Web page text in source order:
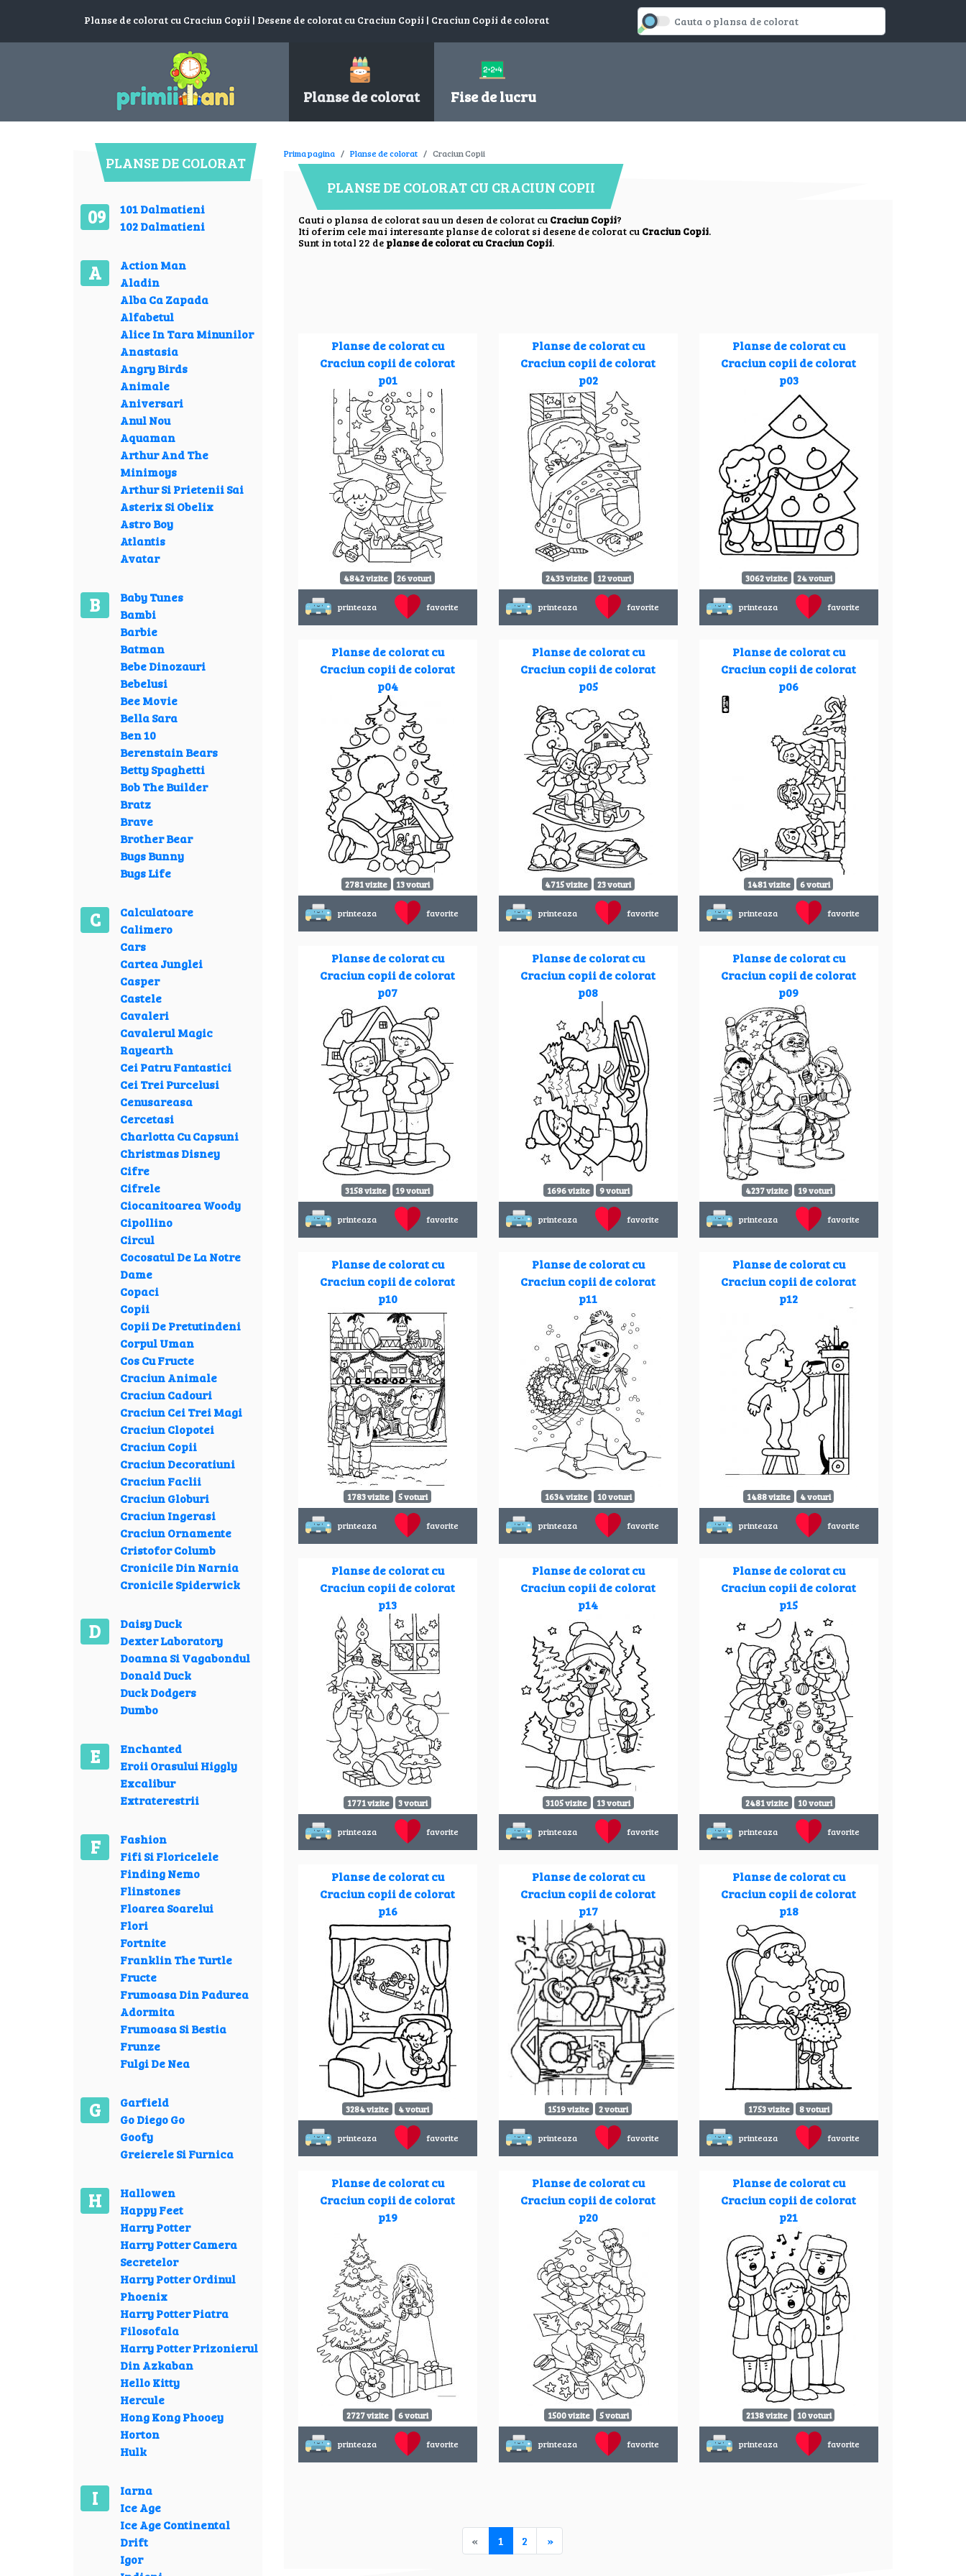
Planse de colorat cu Craciun Copii | Desene de colorat cu Craciun Copii | Craciun Copii de colorat
Planse de colorat Fise de lucru
PLANSE DE COLORAT
09
101 Dalmatieni
102 Dalmatieni
A
Action Man
Aladin
Alba Ca Zapada
Alfabetul
Alice In Tara Minunilor
Anastasia
Angry Birds
Animale
Aniversari
Anul Nou
Aquaman
Arthur And The
Minimoys
Arthur Si Prietenii Sai
Asterix Si Obelix
Astro Boy
Atlantis
Avatar
B
Baby Tunes
Bambi
Barbie
Batman
Bebe Dinozauri
Bebelusi
Bee Movie
Bella Sara
Ben 10
Berenstain Bears
Betty Spaghetti
Bob The Builder
Bratz
Brave
Brother Bear
Bugs Bunny
Bugs Life
C
Calculatoare
Calimero
Cars
Cartea Junglei
Casper
Castele
Cavaleri
Cavalerul Magic
Rayearth
Cei Patru Fantastici
Cei Trei Purcelusi
Cenusareasa
Cercetasi
Charlotta Cu Capsuni
Christmas Disney
Cifre
Cifrele
Ciocanitoarea Woody
Cipollino
Circul
Cocosatul De La Notre
Dame
Copaci
Copii
Copii De Pretutindeni
Corpul Uman
Cos Cu Fructe
Craciun Animale
Craciun Cadouri
Craciun Cei Trei Magi
Craciun Clopotei
Craciun Copii
Craciun Decoratiuni
Craciun Faclii
Craciun Globuri
Craciun Ingerasi
Craciun Ornamente
Cristofor Columb
Cronicile Din Narnia
Cronicile Spiderwick
D
Daisy Duck
Dexter Laboratory
Doamna Si Vagabondul
Donald Duck
Duck Dodgers
Dumbo
E
Enchanted
Eroii Orasului Higgly
Excalibur
Extraterestrii
F
Fashion
Fifi Si Floricelele
Finding Nemo
Flinstones
Floarea Soarelui
Flori
Fortnite
Franklin The Turtle
Fructe
Frumoasa Din Padurea
Adormita
Frumoasa Si Bestia
Frunze
Fulgi De Nea
G
Garfield
Go Diego Go
Goofy
Greierele Si Furnica
H
Hallowen
Happy Feet
Harry Potter
Harry Potter Camera
Secretelor
Harry Potter Ordinul
Phoenix
Harry Potter Piatra
Filosofala
Harry Potter Prizonierul
Din Azkaban
Hello Kitty
Hercule
Hong Kong Phooey
Horton
Hulk
I
Iarna
Ice Age
Ice Age Continental
Drift
Igor
Prima pagina Planse de colorat Craciun Copii
PLANSE DE COLORAT CU CRACIUN COPII
Cauti o plansa de colorat sau un desen de colorat cu Craciun Copii?
Iti oferim cele mai interesante planse de colorat si desene de colorat cu Craciun Copii.
Sunt in total 22 de planse de colorat cu Craciun Copii.
Planse de colorat cu
Craciun copii de colorat
p01
4842 vizite 26 voturi
printeaza favorite
Planse de colorat cu
Craciun copii de colorat
p02
2433 vizite 12 voturi
printeaza favorite
Planse de colorat cu
Craciun copii de colorat
p03
3062 vizite 24 voturi
printeaza favorite
Planse de colorat cu
Craciun copii de colorat
p04
2781 vizite 13 voturi
printeaza favorite
Planse de colorat cu
Craciun copii de colorat
p05
4715 vizite 23 voturi
printeaza favorite
Planse de colorat cu
Craciun copii de colorat
p06
1481 vizite 6 voturi
printeaza favorite
Planse de colorat cu
Craciun copii de colorat
p07
3158 vizite 19 voturi
printeaza favorite
Planse de colorat cu
Craciun copii de colorat
p08
1696 vizite 9 voturi
printeaza favorite
Planse de colorat cu
Craciun copii de colorat
p09
4237 vizite 19 voturi
printeaza favorite
Planse de colorat cu
Craciun copii de colorat
p10
1783 vizite 5 voturi
printeaza favorite
Planse de colorat cu
Craciun copii de colorat
p11
1634 vizite 10 voturi
printeaza favorite
Planse de colorat cu
Craciun copii de colorat
p12
1488 vizite 4 voturi
printeaza favorite
Planse de colorat cu
Craciun copii de colorat
p13
1771 vizite 3 voturi
printeaza favorite
Planse de colorat cu
Craciun copii de colorat
p14
3105 vizite 13 voturi
printeaza favorite
Planse de colorat cu
Craciun copii de colorat
p15
2481 vizite 10 voturi
printeaza favorite
Planse de colorat cu
Craciun copii de colorat
p16
3284 vizite 4 voturi
printeaza favorite
Planse de colorat cu
Craciun copii de colorat
p17
1519 vizite 2 voturi
printeaza favorite
Planse de colorat cu
Craciun copii de colorat
p18
1753 vizite 8 voturi
printeaza favorite
Planse de colorat cu
Craciun copii de colorat
p19
2727 vizite 6 voturi
printeaza favorite
Planse de colorat cu
Craciun copii de colorat
p20
1500 vizite 5 voturi
printeaza favorite
Planse de colorat cu
Craciun copii de colorat
p21
2138 vizite 10 voturi
printeaza favorite
« 1 2 »